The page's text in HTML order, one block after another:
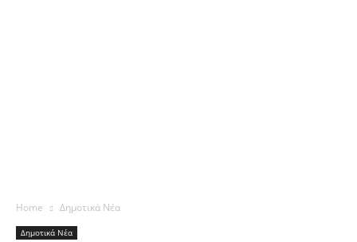
Home Δημοτικά Νέα
Δημοτικά Νέα